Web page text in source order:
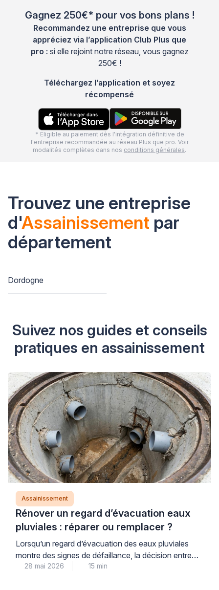
Gagnez 250€* pour vos bons plans !
Recommandez une entreprise que vous
appréciez via l’application Club Plus que
pro : si elle rejoint notre réseau, vous gagnez
250€ !
Téléchargez l’application et soyez
récompensé
* Eligible au paiement dès l'intégration définitive de
l'entreprise recommandée au réseau Plus que pro. Voir
modalités complètes dans nos conditions générales.
Trouvez une entreprise
d'Assainissement par
département
Dordogne
Suivez nos guides et conseils
pratiques en assainissement
Assainissement
Rénover un regard d’évacuation eaux
pluviales : réparer ou remplacer ?
Lorsqu’un regard d’évacuation des eaux pluviales
montre des signes de défaillance, la décision entre
réparation ciblée et remplacement complet repose
28 mai 2026 15 min